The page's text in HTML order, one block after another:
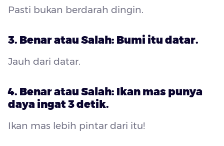
Pasti bukan berdarah dingin.
3. Benar atau Salah: Bumi itu datar.
Jauh dari datar.
4. Benar atau Salah: Ikan mas punya
daya ingat 3 detik.
Ikan mas lebih pintar dari itu!